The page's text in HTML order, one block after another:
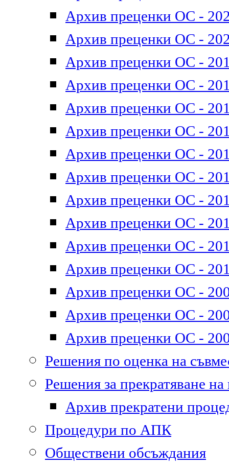
Архив преценки ОС -
Архив преценки ОС -
Архив преценки ОС -
Архив преценки ОС -
Архив преценки ОС -
Архив преценки ОС -
Архив преценки ОС -
Архив преценки ОС -
Архив преценки ОС -
Архив преценки ОС -
Архив преценки ОС -
Архив преценки ОС -
Архив преценки ОС -
Архив преценки ОС -
Архив преценки ОС -
Решения по оценка на
Решения за прекратяване
Архив прекратени
Процедури по АПК
Обществени обсъждания